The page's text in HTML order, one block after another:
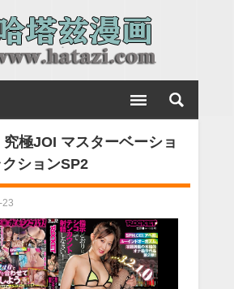
極JOI マスターベーショ
ションSP2
23